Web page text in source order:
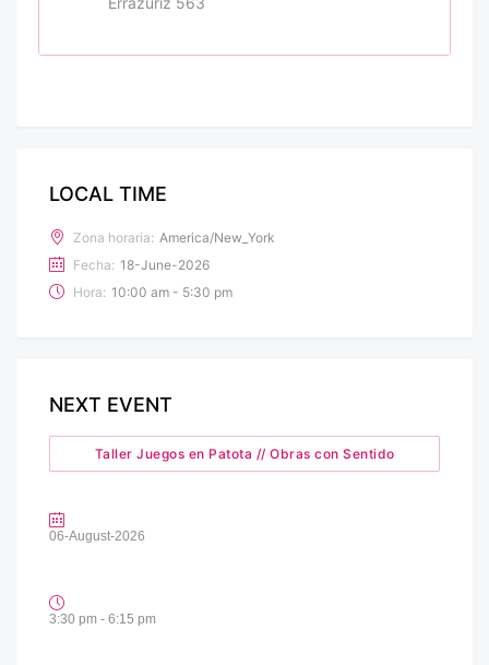
LOCAL TIME
Zona horaria: America/New_York
Fecha: 18-June-2026
Hora: 10:00 am - 5:30 pm
NEXT EVENT
Taller Juegos en Patota // Obras con Sentido
06-August-2026
3:30 pm - 6:15 pm